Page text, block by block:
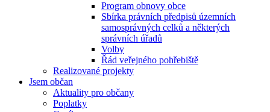
Program obnovy obce
Sbírka právních předpisů územních
samosprávných celků a některých
správních úřadů
Volby
Řád veřejného pohřebiště
Realizované projekty
Jsem občan
Aktuality pro občany
Poplatky